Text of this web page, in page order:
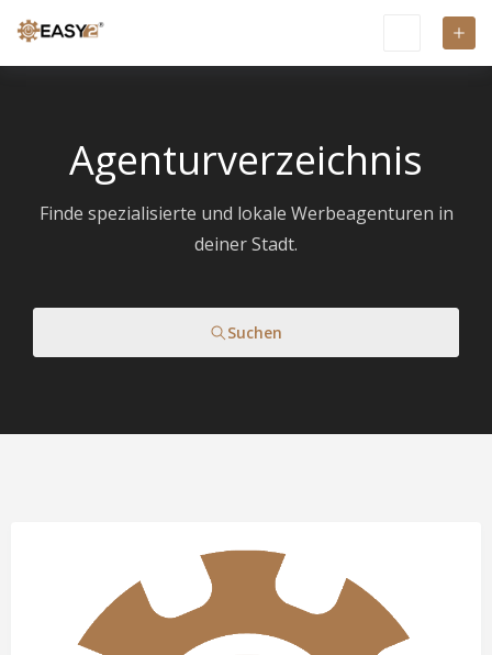
Agenturverzeichnis
Finde spezialisierte und lokale Werbeagenturen in
deiner Stadt.
Suchen